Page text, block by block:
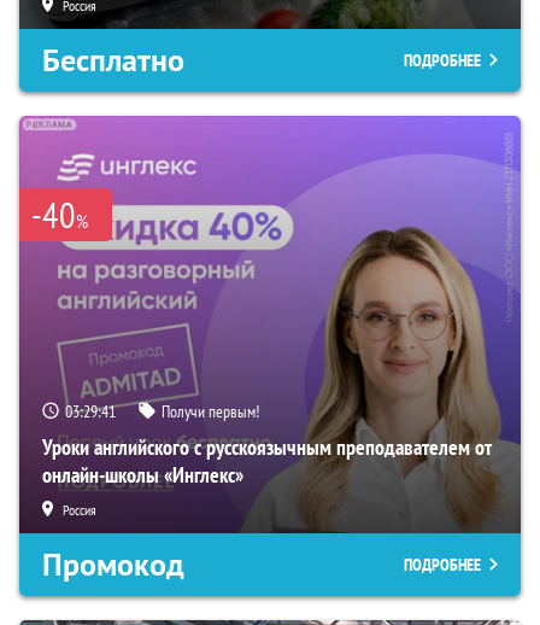
Россия
Бесплатно ПОДРОБНЕЕ
-40%
03:29:39 Получи первым!
Уроки английского с русскоязычным преподавателем от
онлайн-школы «Инглекс»
Россия
Промокод ПОДРОБНЕЕ